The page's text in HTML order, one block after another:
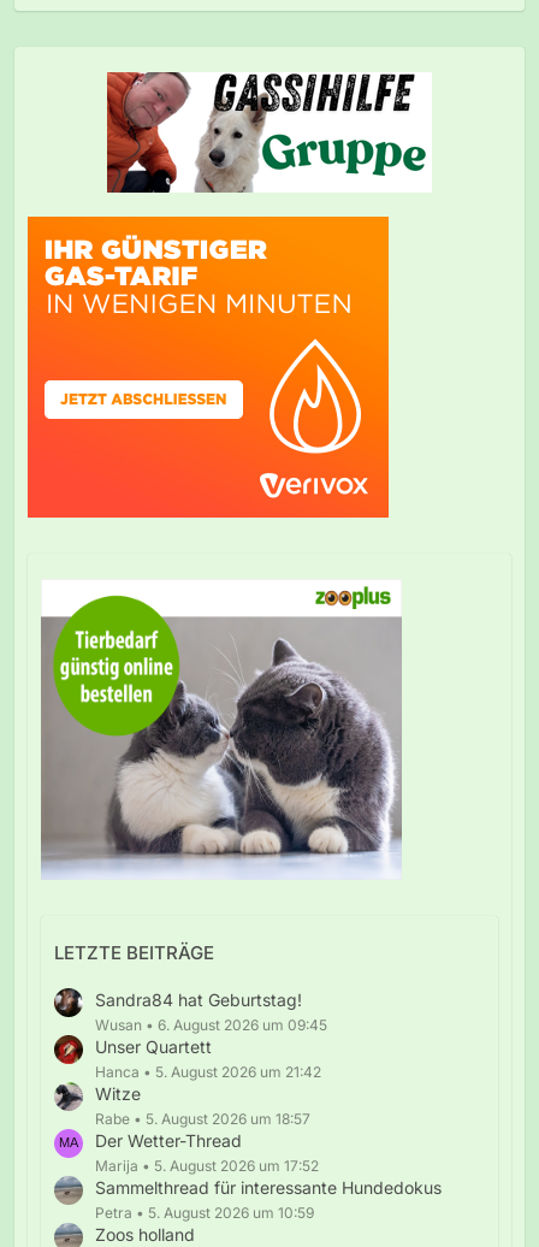
LETZTE BEITRÄGE
Sandra84 hat Geburtstag!
Wusan 6. August 2026 um 09:45
Unser Quartett
Hanca 5. August 2026 um 21:42
Witze
Rabe 5. August 2026 um 18:57
Der Wetter-Thread
Marija 5. August 2026 um 17:52
Sammelthread für interessante Hundedokus
Petra 5. August 2026 um 10:59
Zoos holland